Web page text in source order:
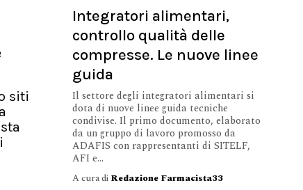
siti
Integratori alimentari,
controllo qualità delle
compresse. Le nuove linee
guida
Il settore degli integratori alimentari si
dota di nuove linee guida tecniche
condivise. Il primo documento, elaborato
da un gruppo di lavoro promosso da
ADAFIS con rappresentanti di SITELF,
AFI e...
A cura di Redazione Farmacista33